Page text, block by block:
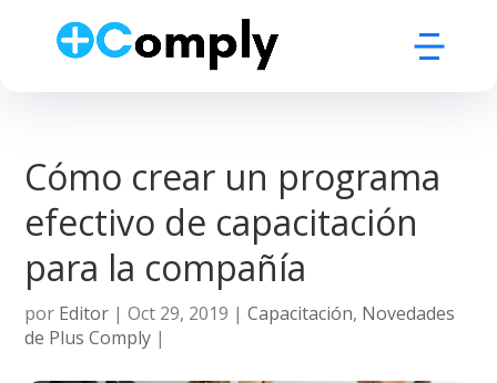
Cómo crear un programa
efectivo de capacitación
para la compañía
por Editor |Oct 29, 2019 |Capacitación, Novedades
de Plus Comply |